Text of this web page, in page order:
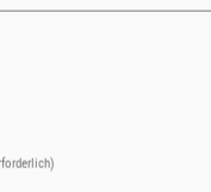
Eisenstraße"
Osterzgebirge
der
betreut. Und das
dem
die
Artikel unten